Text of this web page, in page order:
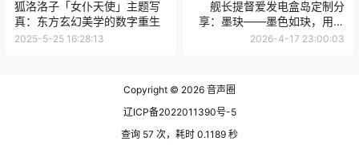
狐洛洛子「女仆天使」主题写
真：东方玄幻美学的数字重生
2025-5-25 16:28:13
舰长提督爱发电盒岛定制分
享：墨玦——墨色如玦，用声
音书写古风世界的爱恨情仇
2026-4-17 23:00:03
Copyright © 2026 音声圈
辽ICP备2022011390号-5
查询 57 次，耗时 0.1189 秒